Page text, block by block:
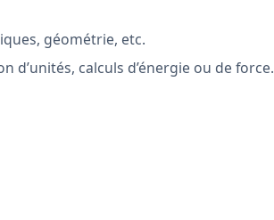
géométrie, etc.
calculs d’énergie ou de force.